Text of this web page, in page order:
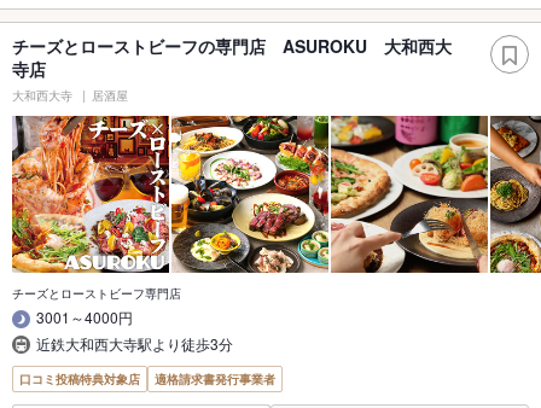
チーズとローストビーフの専門店 ASUROKU 大和西大
寺店
大和西大寺 居酒屋
チーズとローストビーフ専門店
3001～4000円
近鉄大和西大寺駅より徒歩3分
口コミ投稿特典対象店 適格請求書発行事業者